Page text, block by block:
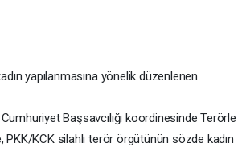
yapılanmasına yönelik düzenlenen
Başsavcılığı koordinesinde Terörle
KCK silahlı terör örgütünün sözde kadın